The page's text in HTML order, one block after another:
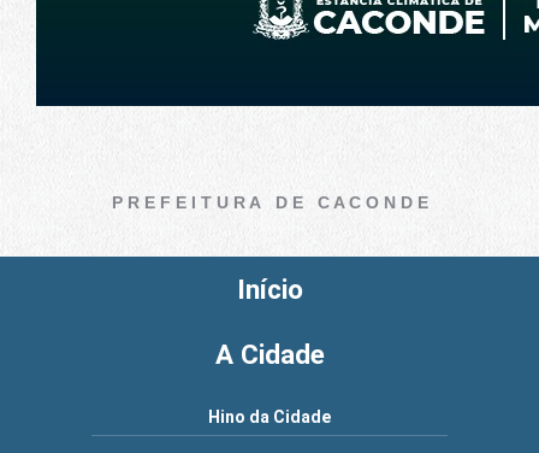
P R E F E I T U R A D E C A C O N D E
Início
A Cidade
Hino da Cidade